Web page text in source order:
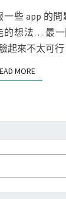
用
m
a
l
產
生
N
T
S
些 app 的
的想法… 最
起來不太可
MOREREAD